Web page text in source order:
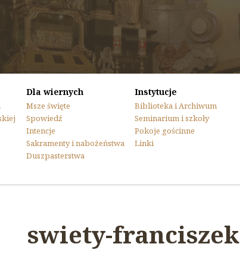
Dla wiernych
Msze święte
Spowiedź
Intencje
Sakramenty i nabożeństwa
Duszpasterstwa
Instytucje
Biblioteka i Archiwum
Seminarium i szkoły
Pokoje gościnne
Linki
swiety-franciszek